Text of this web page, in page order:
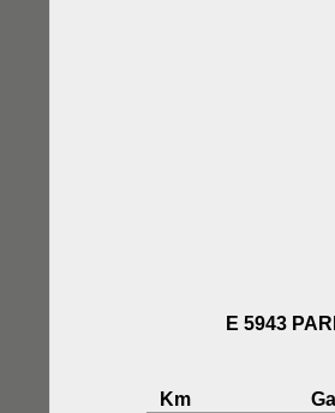
E 5943
Km